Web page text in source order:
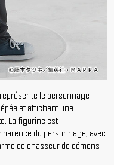
représente le personnage
et affichant une
La figurine est
du personnage, avec
de chasseur de démons